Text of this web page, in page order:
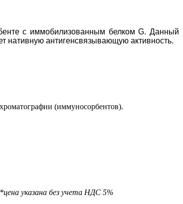
с иммобилизованным белком G. Данный
нативную антигенсвязывающую активность.
(иммуносорбентов).
5%